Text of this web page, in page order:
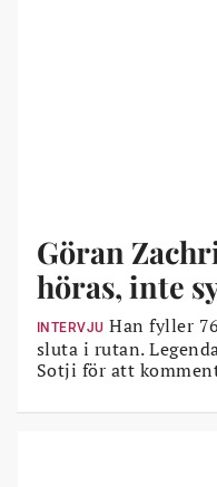
Göran
höras, inte
INTERVJU Han fyller
sluta i rutan.
Sotji för att